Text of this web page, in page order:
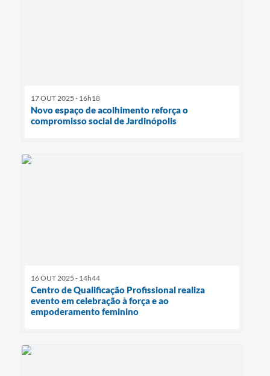
17 OUT 2025 - 16h18
Novo espaço de acolhimento reforça o
compromisso social de Jardinópolis
16 OUT 2025 - 14h44
Centro de Qualificação Profissional realiza
evento em celebração à força e ao
empoderamento feminino